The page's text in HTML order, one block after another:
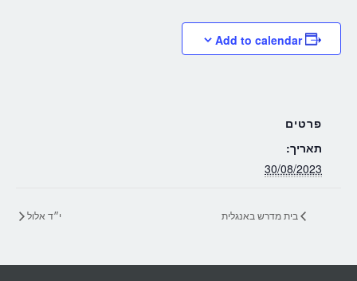
Add to calendar
פרטים
תאריך:
30/08/2023
בית מדרש באנגלית י״ד אלול